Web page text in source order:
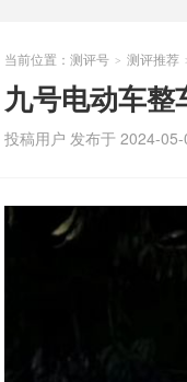
当前位置： 测评号 > 测评推荐
九号电动车整
投稿用户 发布于 2024-05-